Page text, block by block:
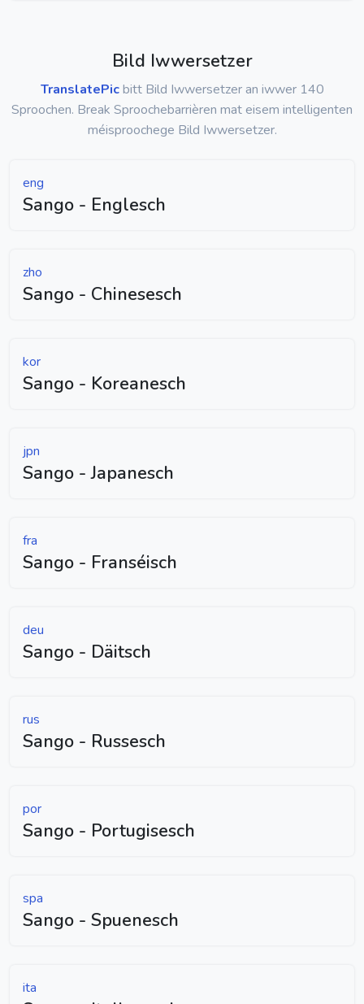
Bild Iwwersetzer
TranslatePicbitt Bild Iwwersetzer an iwwer 140
Sproochen. Break Sproochebarrièren mat eisem intelligenten
méisproochege Bild Iwwersetzer.
eng
Sango - Englesch
zho
Sango - Chinesesch
kor
Sango - Koreanesch
jpn
Sango - Japanesch
fra
Sango - Franséisch
deu
Sango - Däitsch
rus
Sango - Russesch
por
Sango - Portugisesch
spa
Sango - Spuenesch
ita